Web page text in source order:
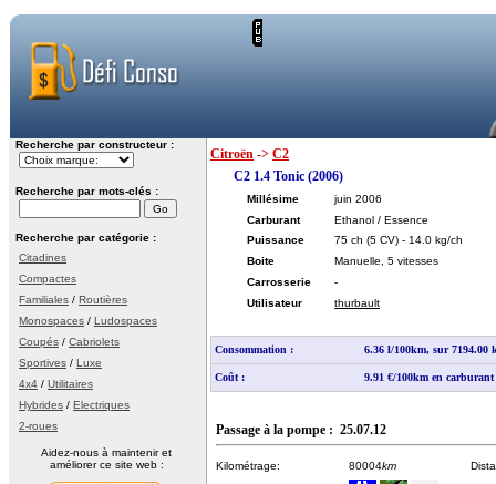
Recherche par constructeur :
Recherche par mots-clés :
Recherche par catégorie :
Citadines
Compactes
Familiales / Routières
Monospaces / Ludospaces
Coupés / Cabriolets
Sportives / Luxe
4x4 / Utilitaires
Hybrides / Electriques
2-roues
Aidez-nous à maintenir et
améliorer ce site web :
Citroën -> C2
C2 1.4 Tonic (2006)
Millésime
juin 2006
Carburant
Ethanol / Essence
Puissance
75 ch (5 CV) - 14.0 kg/ch
Boite
Manuelle, 5 vitesses
Carrosserie
-
Utilisateur
thurbault
Consommation : 6.36 l/100km, sur 7194.00
Coût : 9.91 €/100km en carburant
Passage à la pompe : 25.07.12
Kilométrage: 80004km